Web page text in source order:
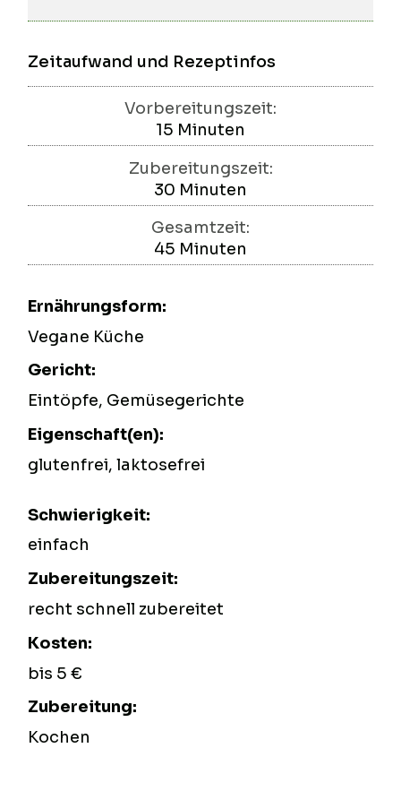
Zeitaufwand und Rezeptinfos
Vorbereitungszeit:
15 Minuten
Minuten
Zubereitungszeit:
30 Minuten
Minuten
Gesamtzeit:
45 Minuten
Minuten
Ernährungsform:
Vegane Küche
Gericht:
Eintöpfe, Gemüsegerichte
Eigenschaft(en):
glutenfrei, laktosefrei
Schwierigkeit:
einfach
Zubereitungszeit:
recht schnell zubereitet
Kosten:
bis 5 €
Zubereitung:
Kochen